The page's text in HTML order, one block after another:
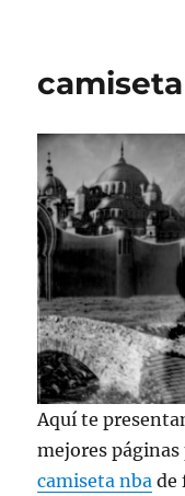
Aquí te
mejores páginas
camiseta nba de